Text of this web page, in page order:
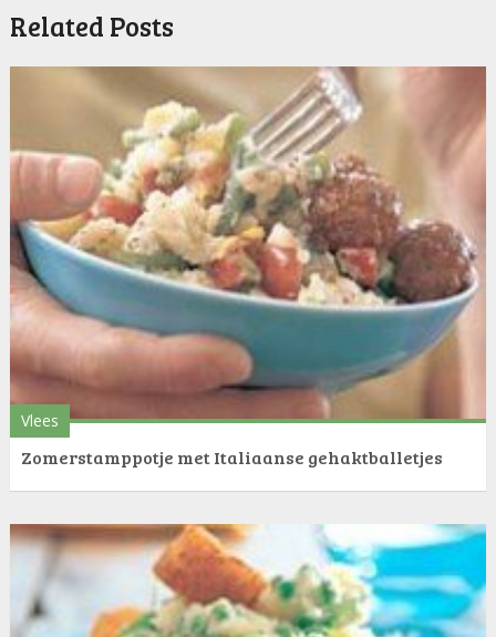
Related Posts
Vlees
Zomerstamppotje met Italiaanse gehaktballetjes